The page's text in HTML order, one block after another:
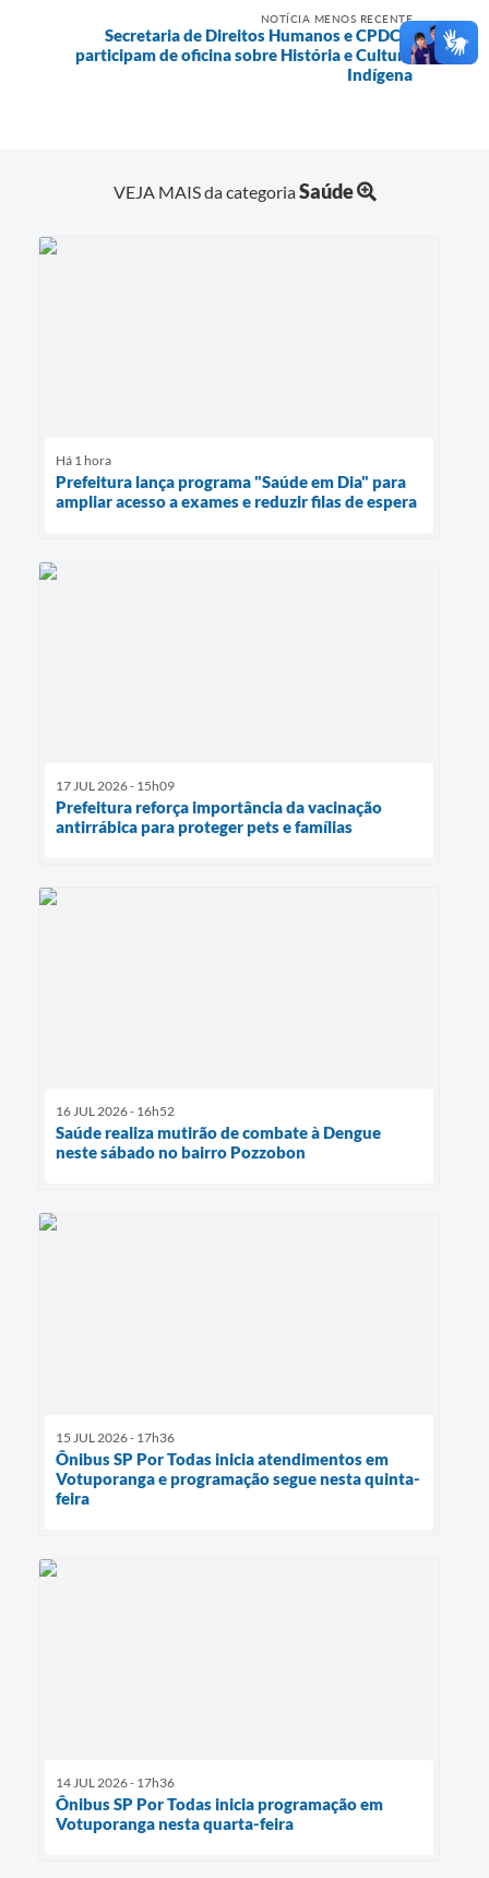
NOTÍCIA MENOS RECENTE
Secretaria de Direitos Humanos e CPDCN
participam de oficina sobre História e Cultura
Indígena
VEJA MAIS da categoriaSaúde
Há 1 hora
Prefeitura lança programa "Saúde em Dia" para
ampliar acesso a exames e reduzir filas de espera
17 JUL 2026 - 15h09
Prefeitura reforça importância da vacinação
antirrábica para proteger pets e famílias
16 JUL 2026 - 16h52
Saúde realiza mutirão de combate à Dengue
neste sábado no bairro Pozzobon
15 JUL 2026 - 17h36
Ônibus SP Por Todas inicia atendimentos em
Votuporanga e programação segue nesta quinta-
feira
14 JUL 2026 - 17h36
Ônibus SP Por Todas inicia programação em
Votuporanga nesta quarta-feira